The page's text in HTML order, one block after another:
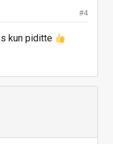
#4
kun piditte